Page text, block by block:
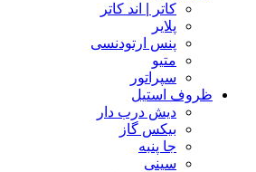
کاتر | اند کاتر
پلایر
پنس ارتودنسی
متیو
سپراتور
ظروف استیل
دیش درب دار
بیکس گاز
جا پنبه
سینی